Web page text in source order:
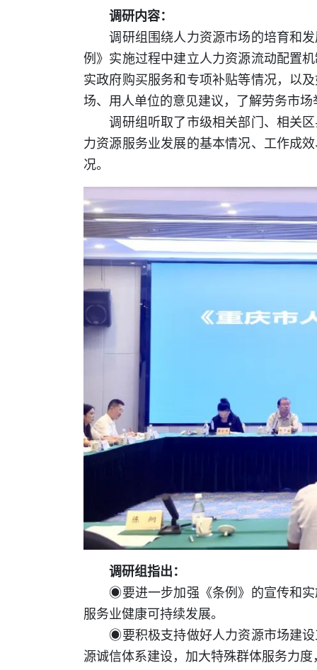
调研内容：
调研组围绕人力资源市场的培育和发
例》实施过程中建立人力资源流动配置
实政府购买服务和专项补贴等情况，以
场、用人单位的意见建议，了解劳务市
调研组听取了市级相关部门、相关区
力资源服务业发展的基本情况、工作成
况。
调研组指出：
◉要进一步加强《条例》的宣传和实
服务业健康可持续发展。
◉要积极支持做好人力资源市场建设
源诚信体系建设，加大特殊群体服务力